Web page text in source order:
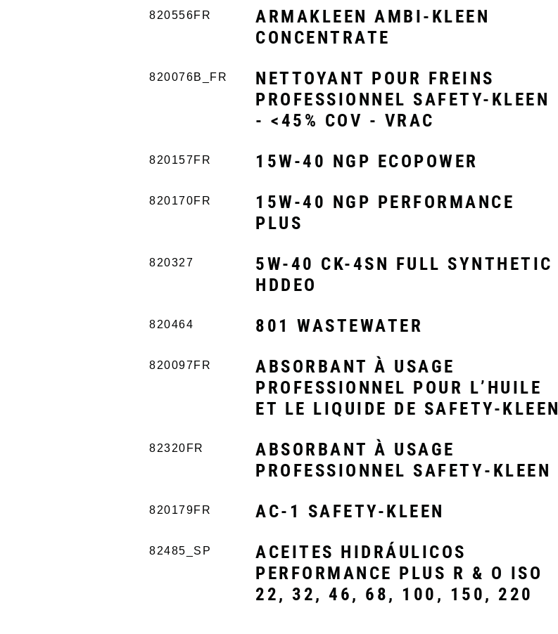
820556FR
ARMAKLEEN AMBI-KLEEN
CONCENTRATE
820076B_FR
NETTOYANT POUR FREINS
PROFESSIONNEL SAFETY-KLEEN
- <45% COV - VRAC
820157FR 15W-40 NGP ECOPOWER
820170FR
15W-40 NGP PERFORMANCE
PLUS
820327
5W-40 CK-4SN FULL SYNTHETIC
HDDEO
820464 801 WASTEWATER
820097FR
ABSORBANT À USAGE
PROFESSIONNEL POUR L’HUILE
ET LE LIQUIDE DE SAFETY-KLEEN
82320FR
ABSORBANT À USAGE
PROFESSIONNEL SAFETY‐KLEEN
820179FR AC-1 SAFETY-KLEEN
82485_SP
ACEITES HIDRÁULICOS
PERFORMANCE PLUS R & O ISO
22, 32, 46, 68, 100, 150, 220